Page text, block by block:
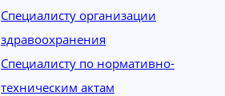
Специалисту организации
здравоохранения
Специалисту по нормативно-
техническим актам